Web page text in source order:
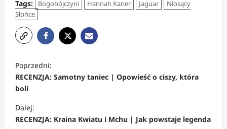
Tags: Bogobójczyni Hannah Kaner Jaguar
Niosący
Słońce
o
b
a
c
Poprzedni:
RECENZJA: Samotny taniec | Opowieść o ciszy, która
boli
Dalej:
RECENZJA: Kraina Kwiatu i Mchu | Jak powstaje legenda